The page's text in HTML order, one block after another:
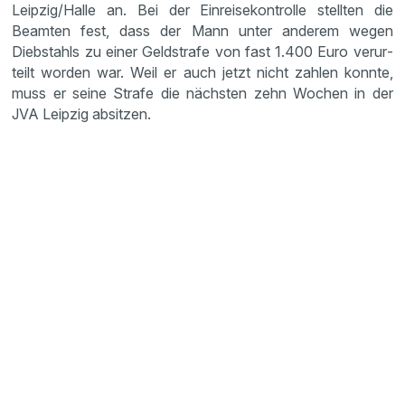
Leipzig/Halle an. Bei der Einrei­se­kon­trolle stellten die
Beamten fest, dass der Mann unter anderem wegen
Diebstahls zu einer Geldstrafe von fast 1.400 Euro verur­
teilt worden war. Weil er auch jetzt nicht zahlen konnte,
muss er seine Strafe die nächsten zehn Wochen in der
JVA Leipzig absitzen.